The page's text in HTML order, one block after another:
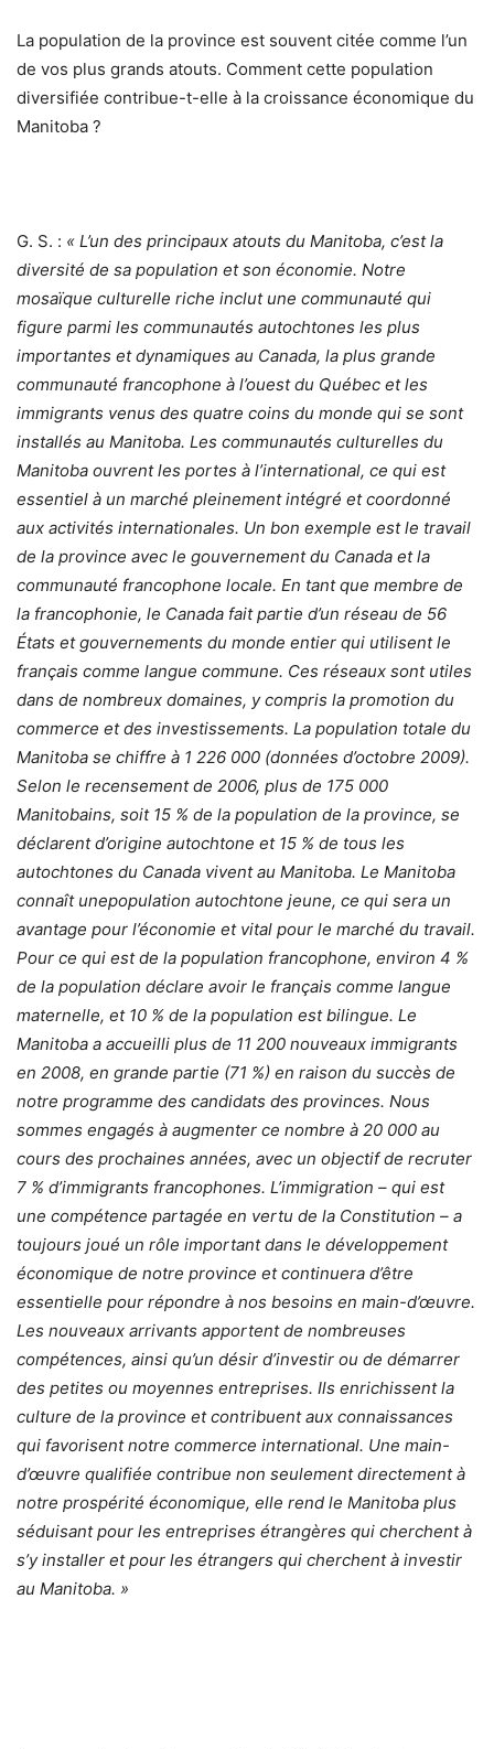
La population de la province est souvent citée comme l’un
de vos plus grands atouts. Comment cette population
diversifiée contribue-t-elle à la croissance économique du
Manitoba ?
G. S. : « L’un des principaux atouts du Manitoba, c’est la
diversité de sa population et son économie. Notre
mosaïque culturelle riche inclut une communauté qui
figure parmi les communautés autochtones les plus
importantes et dynamiques au Canada, la plus grande
communauté francophone à l’ouest du Québec et les
immigrants venus des quatre coins du monde qui se sont
installés au Manitoba. Les communautés culturelles du
Manitoba ouvrent les portes à l’international, ce qui est
essentiel à un marché pleinement intégré et coordonné
aux activités internationales. Un bon exemple est le travail
de la province avec le gouvernement du Canada et la
communauté francophone locale. En tant que membre de
la francophonie, le Canada fait partie d’un réseau de 56
États et gouvernements du monde entier qui utilisent le
français comme langue commune. Ces réseaux sont utiles
dans de nombreux domaines, y compris la promotion du
commerce et des investissements. La population totale du
Manitoba se chiffre à 1 226 000 (données d’octobre 2009).
Selon le recensement de 2006, plus de 175 000
Manitobains, soit 15 % de la population de la province, se
déclarent d’origine autochtone et 15 % de tous les
autochtones du Canada vivent au Manitoba. Le Manitoba
connaît unepopulation autochtone jeune, ce qui sera un
avantage pour l’économie et vital pour le marché du travail.
Pour ce qui est de la population francophone, environ 4 %
de la population déclare avoir le français comme langue
maternelle, et 10 % de la population est bilingue. Le
Manitoba a accueilli plus de 11 200 nouveaux immigrants
en 2008, en grande partie (71 %) en raison du succès de
notre programme des candidats des provinces. Nous
sommes engagés à augmenter ce nombre à 20 000 au
cours des prochaines années, avec un objectif de recruter
7 % d’immigrants francophones. L’immigration – qui est
une compétence partagée en vertu de la Constitution – a
toujours joué un rôle important dans le développement
économique de notre province et continuera d’être
essentielle pour répondre à nos besoins en main-d’œuvre.
Les nouveaux arrivants apportent de nombreuses
compétences, ainsi qu’un désir d’investir ou de démarrer
des petites ou moyennes entreprises. Ils enrichissent la
culture de la province et contribuent aux connaissances
qui favorisent notre commerce international. Une main-
d’œuvre qualifiée contribue non seulement directement à
notre prospérité économique, elle rend le Manitoba plus
séduisant pour les entreprises étrangères qui cherchent à
s’y installer et pour les étrangers qui cherchent à investir
au Manitoba. »